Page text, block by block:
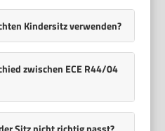
Kindersitz verwenden?
zwischen ECE R44/04